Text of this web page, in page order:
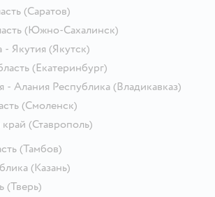
(Саратов)
(Южно-Сахалинск)
- Якутия (Якутск)
(Екатеринбург)
- Алания Республика (Владикавказ)
(Смоленск)
(Ставрополь)
(Тамбов)
(Казань)
(Тверь)